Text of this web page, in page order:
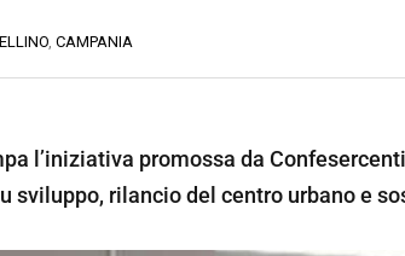
CAMPANIA
l’iniziativa promossa da
sviluppo, rilancio del centro urbano e